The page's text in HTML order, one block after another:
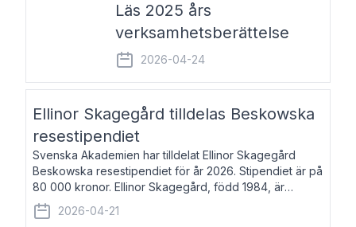
Läs 2025 års
verksamhetsberättelse
2026-04-24
Ellinor Skagegård tilldelas Beskowska
resestipendiet
Svenska Akademien har tilldelat Ellinor Skagegård
Beskowska resestipendiet för år 2026. Stipendiet är på
80 000 kronor. Ellinor Skagegård, född 1984, är
författare, journalist och musiker. Hon skriver
återkommande för Svenska Dagbladet, Ups
2026-04-21